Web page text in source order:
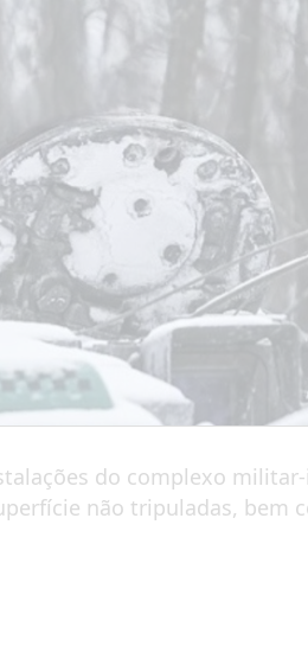
do complexo
não tripuladas, bem